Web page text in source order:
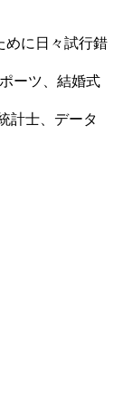
めに日々試行錯
ーツ、結婚式
計士、データ